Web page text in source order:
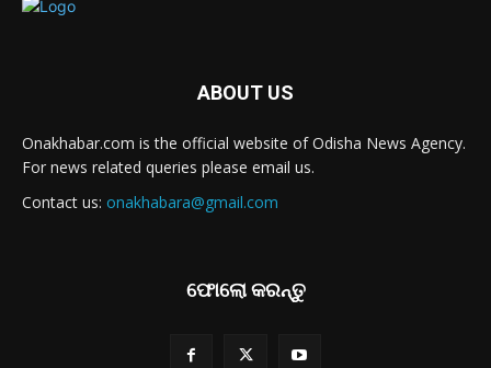
ABOUT US
Onakhabar.com is the official website of Odisha News Agency.
For news related queries please email us.
Contact us: onakhabara@gmail.com
ଫୋଲୋ କରନ୍ତୁ